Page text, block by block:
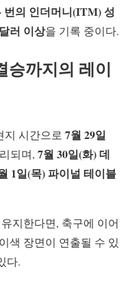
번의 인더머니(ITM) 성
러 이상을 기록 중이다.
승까지의 레이
지 시간으로 7월 29일
되며, 7월 30일(화) 데
1일(목) 파이널 테이블
지한다면, 축구에 이어
색 장면이 연출될 수 있
다.